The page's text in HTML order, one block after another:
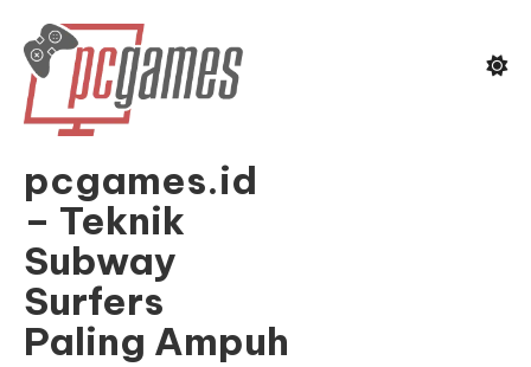
Content
pcgames.id
– Teknik
Subway
Surfers
Paling Ampuh